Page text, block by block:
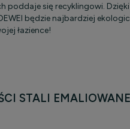
poddaje się recyklingowi.
będzie najbardziej
łazience!
STALI